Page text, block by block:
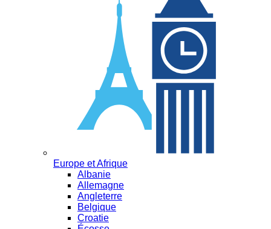
Europe et Afrique
Albanie
Allemagne
Angleterre
Belgique
Croatie